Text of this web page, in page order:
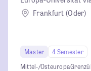
Frankfurt (Oder)
Master
4 Semester
Mittel-/Osteuropa